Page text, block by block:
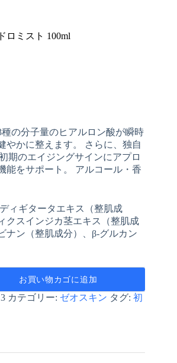
ロミスト 100ml
の分子量のヒアルロン酸が瞬時
やかに整えます。 さらに、独自
期のエイジングサインにアプロ
能をサポート。 アルコール・香
ィギタータエキス（整肌成
クスインジカ茎エキス（整肌成
ナン（整肌成分）、β-グルカン
お買い物カゴに追加
カテゴリー: ゼオスキン タグ: 初